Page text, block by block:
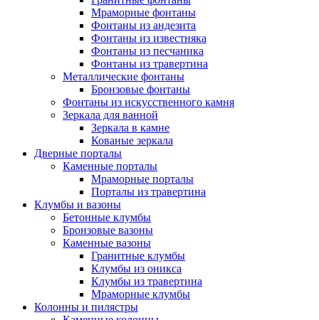
Мраморные фонтаны
Фонтаны из андезита
Фонтаны из известняка
Фонтаны из песчаника
Фонтаны из травертина
Металлические фонтаны
Бронзовые фонтаны
Фонтаны из искусственного камня
Зеркала для ванной
Зеркала в камне
Кованые зеркала
Дверные порталы
Каменные порталы
Мраморные порталы
Порталы из травертина
Клумбы и вазоны
Бетонные клумбы
Бронзовые вазоны
Каменные вазоны
Гранитные клумбы
Клумбы из оникса
Клумбы из травертина
Мраморные клумбы
Колонны и пилястры